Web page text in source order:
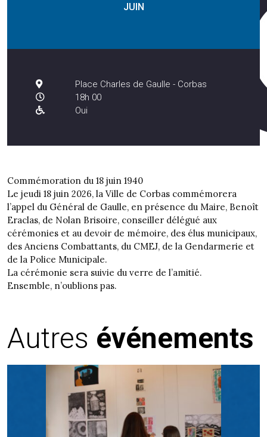
JUIN
Place Charles de Gaulle - Corbas
18h 00
Oui
Commémoration du 18 juin 1940
Le jeudi 18 juin 2026, la Ville de Corbas commémorera
l’appel du Général de Gaulle, en présence du Maire, Benoît
Eraclas, de Nolan Brisoire, conseiller délégué aux
cérémonies et au devoir de mémoire, des élus municipaux,
des Anciens Combattants, du CMEJ, de la Gendarmerie et
de la Police Municipale.
La cérémonie sera suivie du verre de l’amitié.
Ensemble, n’oublions pas.
Autres événements